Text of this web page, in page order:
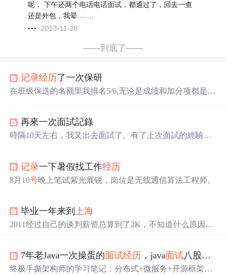
呢， 下午还两个电话电话面试，都通过了，回去一查
还是外包，我晕........
2013-11-28
——到底了——
记录经历了一次保研
在班级保送的名额里我排名5/6,无论是成绩和加分项都是一
的。先说这次保研的事情吧! 个人情况 本科院校及专业：
某西北211动物医学 保研院校：浙江大学兽医专硕 平均GP
保研起因： 我对保研这个事始终保持着一丝的机会心理，
现在为止并没有找到自己真正适合的职业，所以抱着想去
教育水平更
再來一次面試記錄
時隔10天左右，我又出去面試了。有了上次面試的經驗，
息，但具体还没通知。到了13号
历已近晚了。匆忙投了几家技术支持类的岗位，25号终于
题，信息填写，2张 面试
他们在同客户洽谈，我也听了下，无非是推诿扯皮，1个多
小时后，面试 官过来了，妈的，还他妈白癜风。2
记录一下暑假找工作经历
8月10号晚上笔试紫光展锐，岗位是无线通信算法工程师。
毕业一年来到 上海
2011经过自己的谈判薪资总算到了2K，不知道什么原因4
是星期天，在朋友的安顿下租房住在闵行区。 25日面试 两
家，都说很OK，要和领导在商议一下，其中有一家的薪资
7年老Java一次操蛋的面试经历 ，java面试八股文汇总
终极手撕架构师的学习笔记：分布式+微服务+开源框架